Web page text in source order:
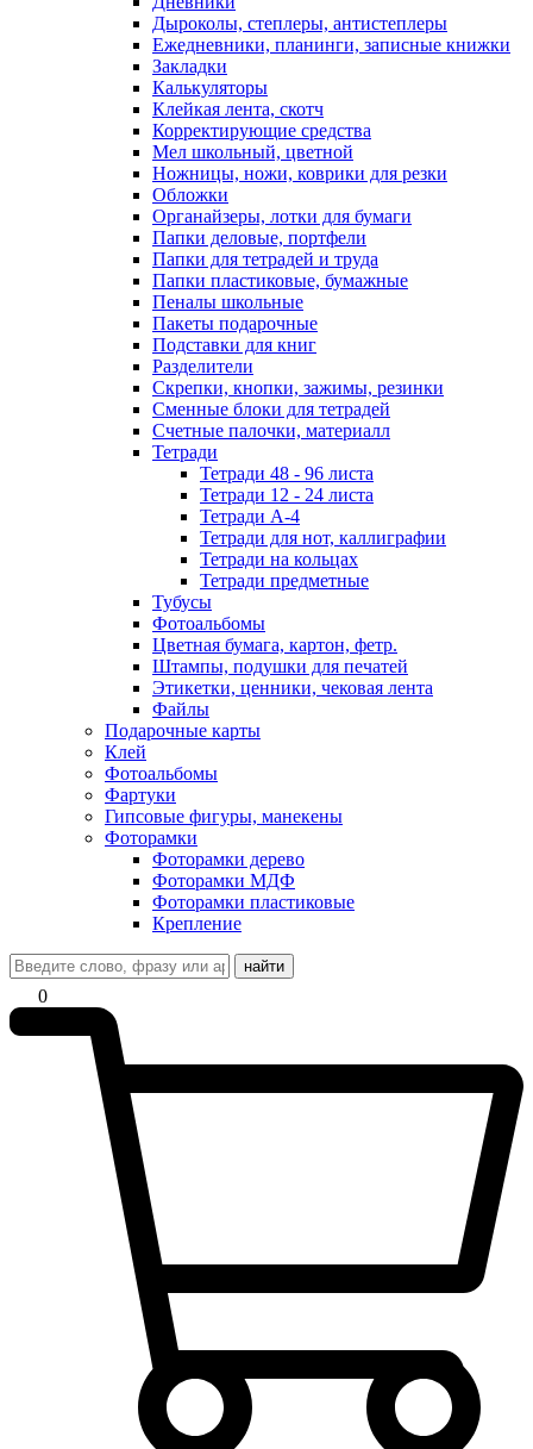
Дыроколы, степлеры, антистеплеры
Ежедневники, планинги, записные книжки
Закладки
Калькуляторы
Клейкая лента, скотч
Корректирующие средства
Мел школьный, цветной
Ножницы, ножи, коврики для резки
Обложки
Органайзеры, лотки для бумаги
Папки деловые, портфели
Папки для тетрадей и труда
Папки пластиковые, бумажные
Пеналы школьные
Пакеты подарочные
Подставки для книг
Разделители
Скрепки, кнопки, зажимы, резинки
Сменные блоки для тетрадей
Счетные палочки, материалл
Тетради
Тетради 48 - 96 листа
Тетради 12 - 24 листа
Тетради А-4
Тетради для нот, каллиграфии
Тетради на кольцах
Тетради предметные
Тубусы
Фотоальбомы
Цветная бумага, картон, фетр.
Штампы, подушки для печатей
Этикетки, ценники, чековая лента
Файлы
Подарочные карты
Клей
Фотоальбомы
Фартуки
Гипсовые фигуры, манекены
Фоторамки
Фоторамки дерево
Фоторамки МДФ
Фоторамки пластиковые
Крепление
найти
0